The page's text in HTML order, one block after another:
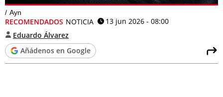
Ayn
RECOMENDADOS NOTICIA
13 jun 2026 - 08:00
Eduardo Álvarez
Añádenos en Google